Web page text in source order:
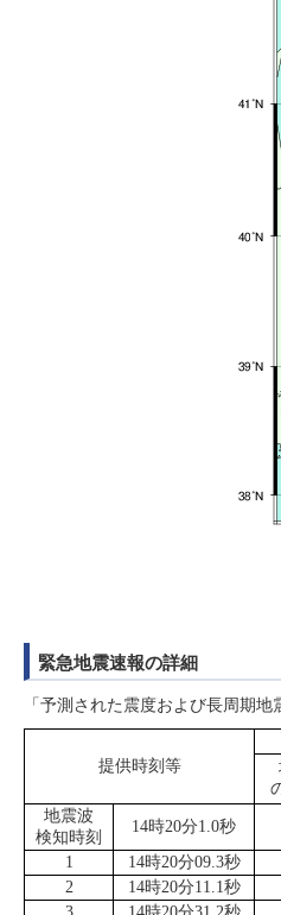
緊急地震速報の詳細
「予測された震度および長周期
提供時刻等
地震波
検知時刻
14時20分1.0秒
1
14時20分09.3秒
2
14時20分11.1秒